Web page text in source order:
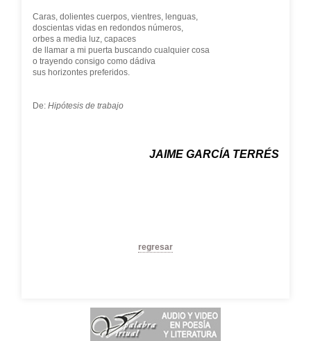
Caras, dolientes cuerpos, vientres, lenguas,
doscientas vidas en redondos números,
orbes a media luz, capaces
de llamar a mi puerta buscando cualquier cosa
o trayendo consigo como dádiva
sus horizontes preferidos.
De: Hipótesis de trabajo
JAIME GARCÍA TERRÉS
regresar